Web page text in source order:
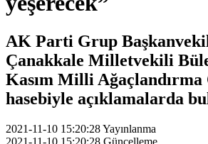
AK Parti Grup
Çanakkale Milletvekili
Kasım Milli Ağaçlandırma
hasebiyle açıklamalarda
2021-11-10 15:20:28Yayınlanma
2021-11-10 15:20:28 Güncelleme